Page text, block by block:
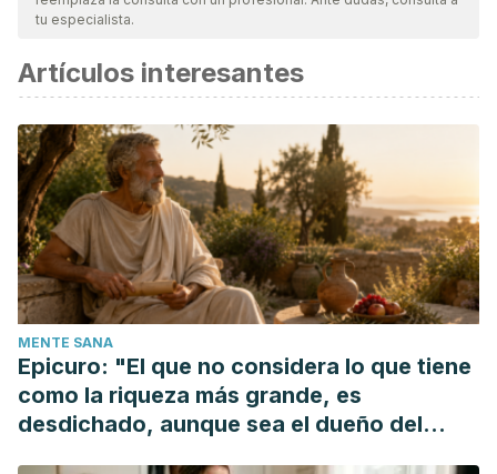
tu especialista.
Artículos interesantes
MENTE SANA
Epicuro: "El que no considera lo que tiene
como la riqueza más grande, es
desdichado, aunque sea el dueño del